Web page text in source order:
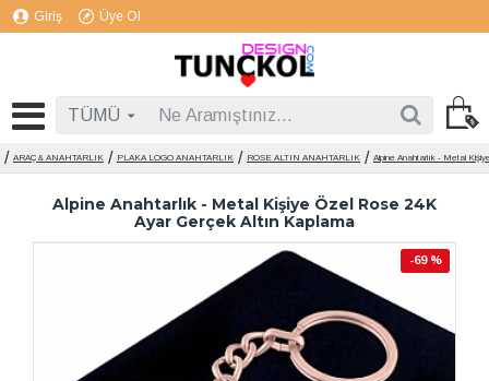
Giriş Üye Ol
TÜMÜ
ARAÇ & ANAHTARLIK PLAKA LOGO ANAHTARLIK ROSE ALTIN ANAHTARLIK Alpine Anahtarlık - Metal
Alpine Anahtarlık - Metal Kişiye Özel Rose 24K
Ayar Gerçek Altın Kaplama
-69 %